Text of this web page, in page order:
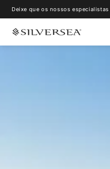
Deixe que os nossos especialistas